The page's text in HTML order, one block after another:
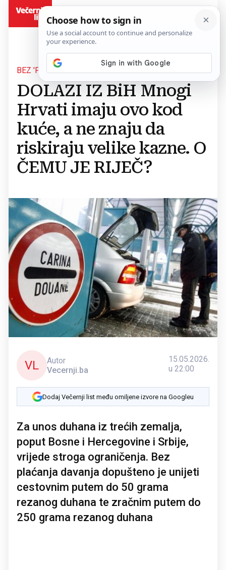
BEZ 'PAPIRA' - OZBILJAN PROBLEM
DOLAZI IZ BiH Mnogi
Hrvati imaju ovo kod
kuće, a ne znaju da
riskiraju velike kazne. O
ČEMU JE RIJEČ?
VL
Autor
Vecernji.ba
15.05.2026.
u 22:00
Dodaj Večernji list među omiljene izvore na Googleu
Za unos duhana iz trećih zemalja,
poput Bosne i Hercegovine i Srbije,
vrijede stroga ograničenja. Bez
plaćanja davanja dopušteno je unijeti
cestovnim putem do 50 grama
rezanog duhana te zračnim putem do
250 grama rezanog duhana